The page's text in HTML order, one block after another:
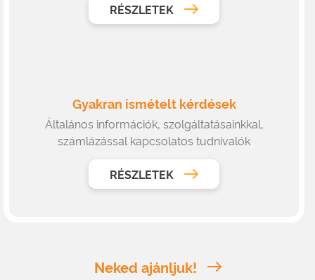
RÉSZLETEK
Gyakran ismételt kérdések
Általános információk, szolgáltatásainkkal,
számlázással kapcsolatos tudnivalók
RÉSZLETEK
Neked ajánljuk!